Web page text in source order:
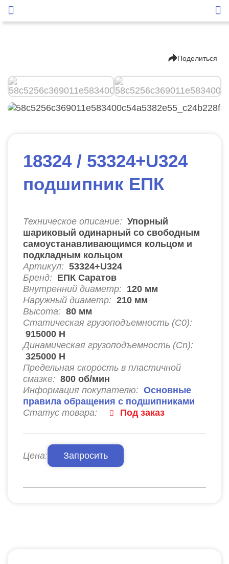
Поделиться
18324 / 53324+U324
подшипник ЕПК
Техническое описание: Упорный
шариковый одинарный со свободным
самоустанавливающимся кольцом и
подкладным кольцом
Артикул: 53324+U324
Бренд: ЕПК Саратов
Внутренний диаметр: 120 мм
Наружный диаметр: 210 мм
Высота: 80 мм
Статическая грузоподъемность (C0):
915000 Н
Динамическая грузоподъемность (Cn):
325000 Н
Предельная скорость в пластичной
смазке: 800 об/мин
Информация покупателю: Основные
правила обращения с подшипниками
Статус товара:
Под заказ
Цена: Запросить